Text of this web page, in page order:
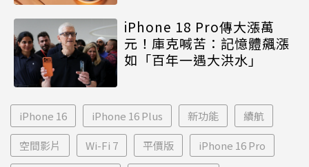
iPhone 18 Pro傳大漲萬
元！庫克喊苦：記憶體飆漲
如「百年一遇大洪水」
iPhone 16 iPhone 16 Plus 新功能 續航
空間影片 Wi-Fi 7 平價版 iPhone 16 Pro